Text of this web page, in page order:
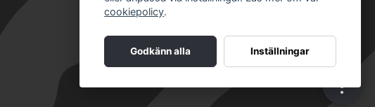
cookiepolicy.
Godkänn alla Inställningar